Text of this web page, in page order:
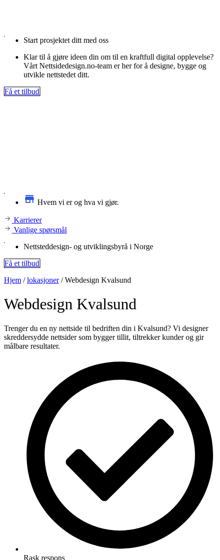
Start prosjektet ditt med oss
Klar til å gjøre ideen din om til en kraftfull digital opplevelse?
Vårt Nettsidedesign.no-team er her for å designe, bygge og
utvikle nettstedet ditt.
Få et tilbud
Hvem vi er og hva vi gjør.
Karrierer
Vanlige spørsmål
Nettsteddesign- og utviklingsbyrå i Norge
Få et tilbud
Hjem /lokasjoner/Webdesign Kvalsund
Webdesign Kvalsund
Trenger du en ny nettside til bedriften din i Kvalsund? Vi designer
skreddersydde nettsider som bygger tillit, tiltrekker kunder og gir
målbare resultater.
Rask respons